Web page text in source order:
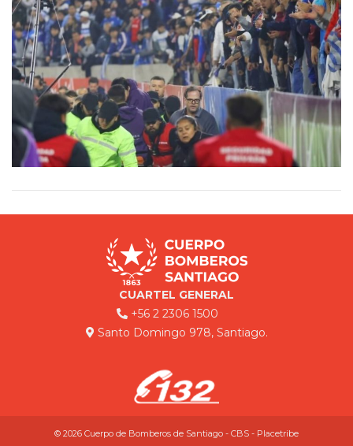
CUARTEL GENERAL
+56 2 2306 1500
Santo Domingo 978, Santiago.
© 2026 Cuerpo de Bomberos de Santiago - CBS - Placetribe